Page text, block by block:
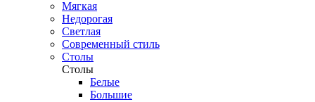
Мягкая
Недорогая
Светлая
Современный стиль
Столы
Столы
Белые
Большие